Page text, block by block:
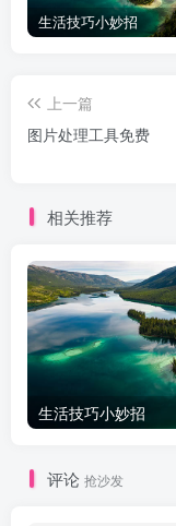
生活技巧小妙招
上一篇
图片处理工具免费
相关推荐
生活技巧小妙招
评论 抢沙发